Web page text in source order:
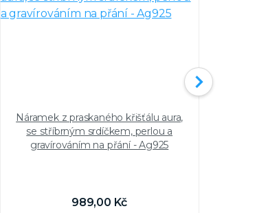
Náramek z praskaného křišťálu aura,
se stříbrným srdíčkem, perlou a
gravírováním na přání - Ag925
989,00 Kč